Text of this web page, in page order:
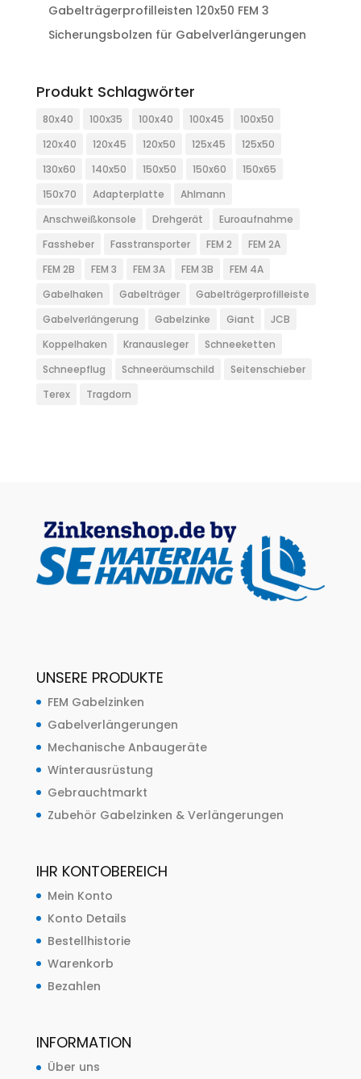
Gabelträgerprofilleisten 120x50 FEM 3
Sicherungsbolzen für Gabelverlängerungen
Produkt Schlagwörter
80x40 100x35 100x40 100x45
100x50
120x40
120x45 120x50 125x45
125x50
130x60
140x50 150x50 150x60
150x65
150x70
Adapterplatte
Ahlmann
Anschweißkonsole
Drehgerät
Euroaufnahme
Fassheber
Fasstransporter FEM 2
FEM 2A
FEM 2B
FEM 3 FEM 3A FEM 3B
FEM 4A
Gabelhaken
Gabelträger
Gabelträgerprofilleiste
Gabelverlängerung
Gabelzinke Giant
JCB
Koppelhaken
Kranausleger
Schneeketten
Schneepflug
Schneeräumschild
Seitenschieber
Terex
Tragdorn
UNSERE PRODUKTE
FEM Gabelzinken
Gabelverlängerungen
Mechanische Anbaugeräte
Winterausrüstung
Gebrauchtmarkt
Zubehör Gabelzinken & Verlängerungen
IHR KONTOBEREICH
Mein Konto
Konto Details
Bestellhistorie
Warenkorb
Bezahlen
INFORMATION
Über uns